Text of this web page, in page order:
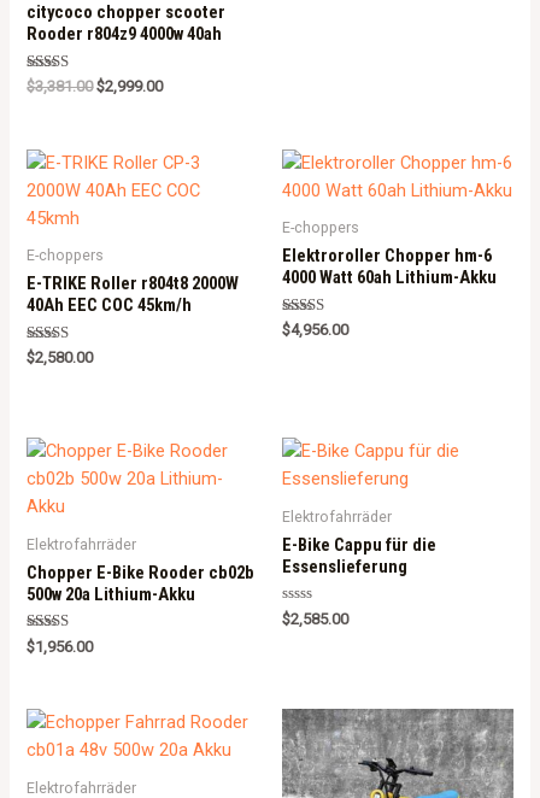
citycoco chopper scooter
Rooder r804z9 4000w 40ah
Rated
5.00
$3,381.00 $2,999.00
E-choppers
E-TRIKE Roller r804t8 2000W
40Ah EEC COC 45km/h
Rated
5.00
$2,580.00
E-choppers
Elektroroller Chopper hm-6
4000 Watt 60ah Lithium-Akku
Rated
5.00
$4,956.00
Elektrofahrräder
Chopper E-Bike Rooder cb02b
500w 20a Lithium-Akku
Rated
5.00
$1,956.00
Elektrofahrräder
E-Bike Cappu für die
Essenslieferung
Rated
0
$2,585.00
Elektrofahrräder